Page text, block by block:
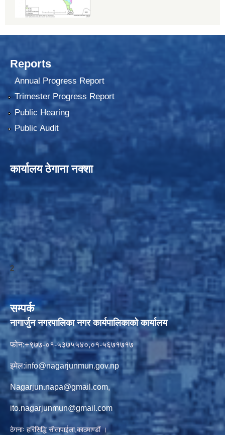
Reports
Annual Progress Report
Trimester Progress Report
Public Hearing
Public Audit
कार्यालय ठेगाना नक्शा
2
सम्पर्क
नागार्जुन नगरपालिका नगर कार्यपालिकाको कार्यालय
फोन:+९७७-०१-५३७५५४०,०१-५६७१७१७
इमेल:info@nagarjunmun.gov.np
Nagarjun.napa@gmail.com,
ito.nagarjunmun@gmail.com
ठेगनाः हरिसिद्धि सीतापाईला,काठमाण्डौं ।